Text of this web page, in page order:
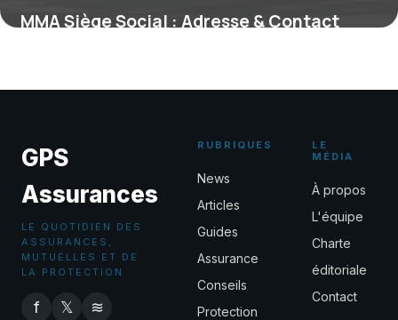
MMA Siège Social : Adresse & Contact
GPS
Assurances
LE QUOTIDIEN DES
ASSURANCES,
MUTUELLES ET DE
LA PROTECTION
f 𝕏 ≋
RUBRIQUES
News
Articles
Guides
Assurance
Conseils
Protection
LE
MÉDIA
À propos
L'équipe
Charte
éditoriale
Contact